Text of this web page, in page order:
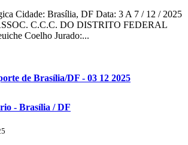
Cidade: Brasília, DF Data: 3 A 7 / 12 / 2025
C.C.C. DO DISTRITO FEDERAL
Coelho Jurado:...
de Brasília/DF - 03 12 2025
- Brasília / DF